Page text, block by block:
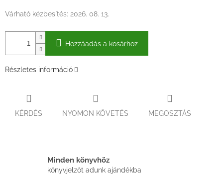
Várható kézbesítés: 2026. 08. 13.
Hozzáadás a kosárhoz
Részletes információ
KÉRDÉS NYOMON KÖVETÉS MEGOSZTÁS
Minden könyvhöz
könyvjelzőt adunk ajándékba